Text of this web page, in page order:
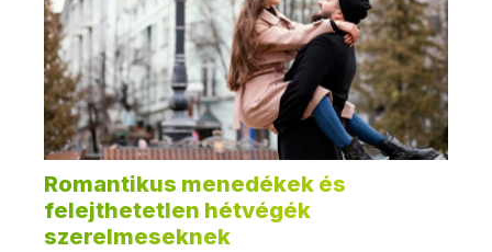
Romantikus menedékek és
felejthetetlen hétvégék
szerelmeseknek